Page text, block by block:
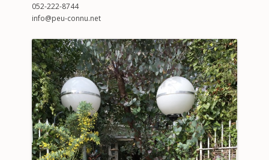
052-222-8744
info@peu-connu.net